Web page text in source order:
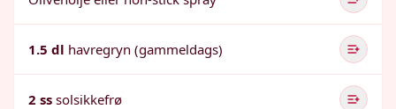
1.5 dl havregryn (gammeldags)
2 ss solsikkefrø